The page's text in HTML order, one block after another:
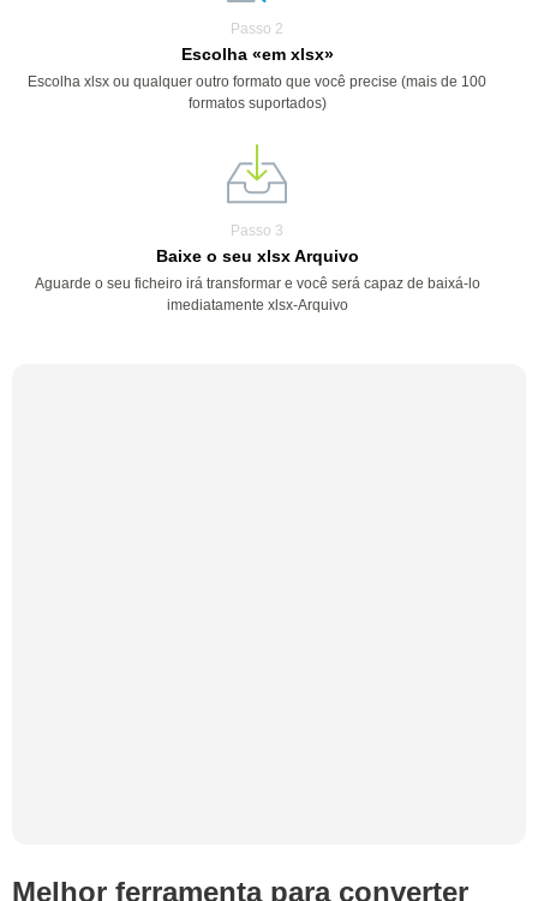
Passo 2
Escolha «em xlsx»
Escolha xlsx ou qualquer outro formato que você precise (mais de 100
formatos suportados)
Passo 3
Baixe o seu xlsx Arquivo
Aguarde o seu ficheiro irá transformar e você será capaz de baixá-lo
imediatamente xlsx-Arquivo
Melhor ferramenta para converter